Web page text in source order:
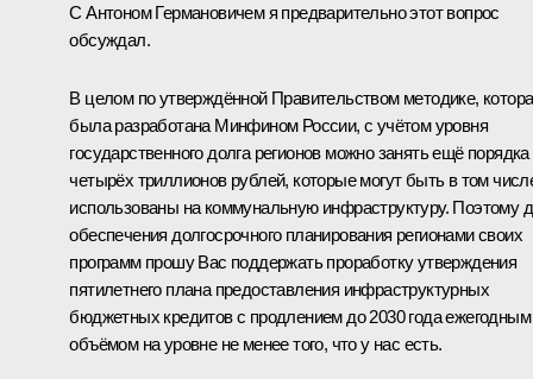
С Антоном Германовичем я предварительно этот вопрос
обсуждал.
В целом по утверждённой Правительством методике,
была разработана Минфином России, с учётом уровня
государственного долга регионов можно занять ещё порядка
четырёх триллионов рублей, которые могут быть в том
использованы на коммунальную инфраструктуру. Поэтому
обеспечения долгосрочного планирования регионами своих
программ прошу Вас поддержать проработку утверждения
пятилетнего плана предоставления инфраструктурных
бюджетных кредитов с продлением до 2030 года ежегодным
объёмом на уровне не менее того, что у нас есть.